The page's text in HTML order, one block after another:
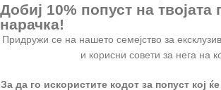
Добиј 10% попуст на твојата
нарачка!
Придружи се на нашето семејство за
и корисни совети за нега на
За да го искористите кодот за попуст кој